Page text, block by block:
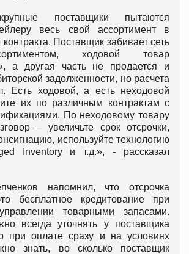
поставщики пытаются
весь свой ассортимент в
Поставщик забивает сеть
ходовой товар
а другая часть не продается и
задолженности, но расчета
Есть ходовой, а есть неходовой
их по различным контрактам с
По неходовому товару
– увеличьте срок отсрочки,
используйте технологию
Inventory и т.д.», - рассказал
напомнил, что отсрочка
бесплатное кредитование при
товарными запасами.
всегда уточнять у поставщика
при оплате сразу и на условиях
знать, во сколько поставщик